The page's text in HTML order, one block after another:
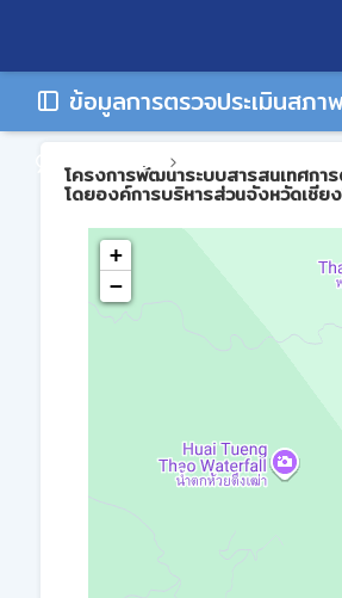
ข้อมูลการตรวจประเมินสภา
ติดต่อเรา
โครงการพัฒนาระบบสารสนเทศกา
โดยองค์การบริหารส่วนจังหวัดเชีย
+
−